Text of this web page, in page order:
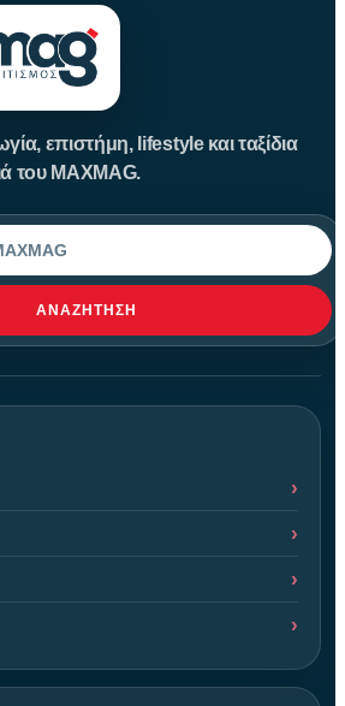
επιστήμη, lifestyle και ταξίδια
του MAXMAG.
ΑΝΑΖΉΤΗΣΗ